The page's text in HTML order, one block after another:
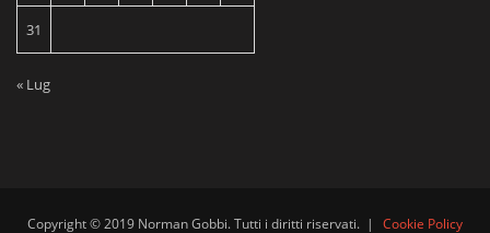
31
« Lug
Copyright © 2019 Norman Gobbi. Tutti i diritti riservati. | Cookie Policy